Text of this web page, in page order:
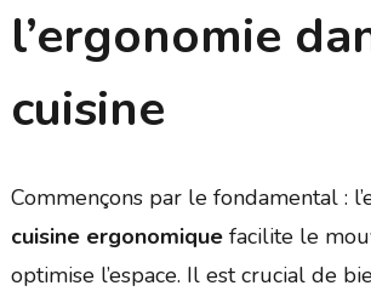
l’ergonomie
cuisine
Commençons par le fondamental :
cuisine ergonomiquefacilite le
optimise l’espace. Il est crucial de